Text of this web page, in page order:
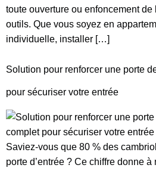
toute ouverture ou enfoncement
outils. Que vous soyez en
individuelle, installer […]
Solution pour renforcer une porte
pour sécuriser votre entrée
Saviez-vous que 80 % des
porte d’entrée ? Ce chiffre donne